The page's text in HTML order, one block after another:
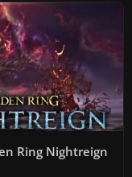
Ring Nightreign